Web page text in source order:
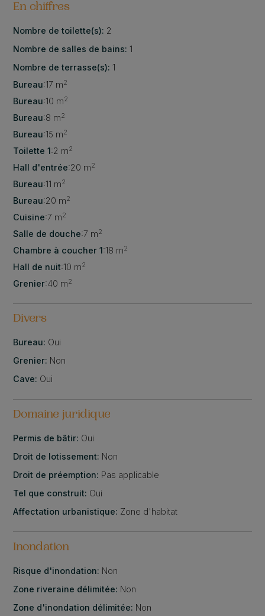
En chiffres
Nombre de toilette(s): 2
Nombre de salles de bains: 1
Nombre de terrasse(s): 1
Bureau:17 m2
Bureau:10 m2
Bureau:8 m2
Bureau:15 m2
Toilette 1 :2 m2
Hall d'entrée:20 m2
Bureau:11 m2
Bureau:20 m2
Cuisine:7 m2
Salle de douche:7 m2
Chambre à coucher 1 :18 m2
Hall de nuit:10 m2
Grenier:40 m2
Divers
Bureau: Oui
Grenier: Non
Cave: Oui
Domaine juridique
Permis de bâtir: Oui
Droit de lotissement: Non
Droit de préemption: Pas applicable
Tel que construit: Oui
Affectation urbanistique: Zone d'habitat
Inondation
Risque d'inondation: Non
Zone riveraine délimitée: Non
Zone d'inondation délimitée: Non